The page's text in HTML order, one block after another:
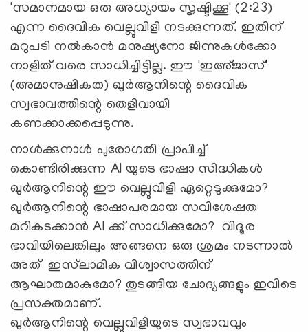
'സമാനമായ ഒരു അധ്യായം സൃഷ്ടിക്കൂ' (2:23)
എന്ന ദൈവിക വെല്ലുവിളി നടക്കുന്നത്. ഇതിന്
മറുപടി നല്‍കാന്‍ മനുഷ്യനോ ജിന്നുകള്‍ക്കോ
നാളിത് വരെ സാധിച്ചിട്ടില്ല. ഈ 'ഇഅ്ജാസ്'
(അമാനുഷികത) ഖുര്‍ആനിന്റെ ദൈവിക
സ്വഭാവത്തിന്റെ തെളിവായി
കണക്കാക്കപ്പെടുന്നു.
നാള്‍ക്കുനാള്‍ പുരോഗതി പ്രാപിച്ച്
കൊണ്ടിരിക്കുന്ന AI യുടെ ഭാഷാ സിദ്ധികള്‍
ഖുര്‍ആനിന്റെ ഈ വെല്ലുവിളി ഏറ്റെടുക്കുമോ?
ഖുര്‍ആനിന്റെ ഭാഷാപരമായ സവിശേഷത
മറികടക്കാന്‍ AI ക്ക് സാധിക്കുമോ? വിദൂര
ഭാവിയിലെങ്കിലും അങ്ങനെ ഒരു ശ്രമം നടന്നാല്‍
അത് ഇസ്‍ലാമിക വിശ്വാസത്തിന്
ആഘാതമാകുമോ? തുടങ്ങിയ ചോദ്യങ്ങളും ഇവിടെ
പ്രസക്തമാണ്.
ഖുര്‍ആനിന്റെ വെല്ലുവിളിയുടെ സ്വഭാവവും